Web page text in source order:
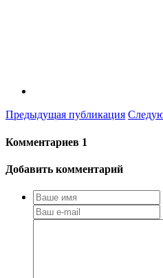
Предыдущая публикация
Комментариев 1
Добавить комментарий